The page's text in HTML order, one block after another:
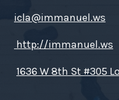
icla@immanuel.ws
http://immanuel.ws
1636 W 8th St #305